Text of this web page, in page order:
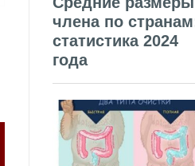
члена по
статистика 2024
года